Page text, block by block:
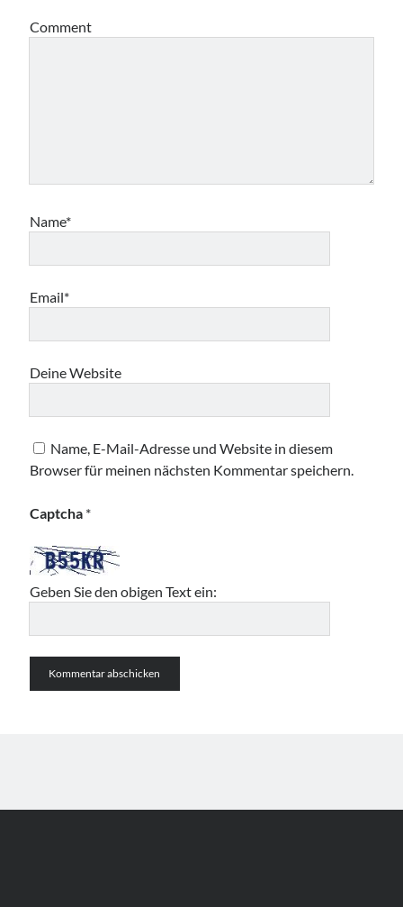
Comment
Name*
Email*
Deine Website
Name, E-Mail-Adresse und Website in diesem
Browser für meinen nächsten Kommentar speichern.
Captcha *
Geben Sie den obigen Text ein: